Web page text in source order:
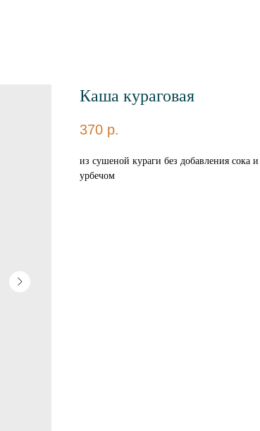
Каша кураговая
370 р.
из сушеной кураги без добавления сока
урбечом